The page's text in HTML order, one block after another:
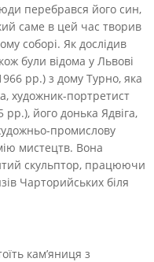
перебрався його син,
саме в цей час творив
соборі. Як дослідив
були відома у Львові
рр.) з дому Турно, яка
художник-портретист
його донька Ядвіга,
промислову
мистецтв. Вона
скульптор, працюючи
Чарторийських біля
кам’яниця з